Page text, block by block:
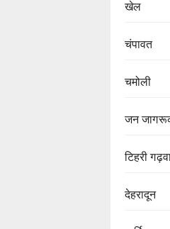
खेल
चंपावत
चमोली
जन
टिहरी
देहरादून